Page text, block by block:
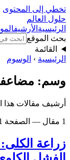
تخطي إلى المحتوى
حلول العالم
الرئيسية الأرشيف
بحث الموقع
القائمة
الرئيسية › الوسوم
وسم:
أرشيف مقالات هذا
1 مقال — الصفحة 1 من 1
زراعة